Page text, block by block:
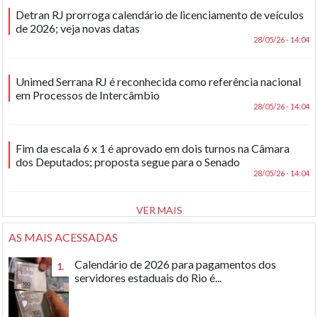
Detran RJ prorroga calendário de licenciamento de veículos
de 2026; veja novas datas
28/05/26 - 14:04
Unimed Serrana RJ é reconhecida como referência nacional
em Processos de Intercâmbio
28/05/26 - 14:04
Fim da escala 6 x 1 é aprovado em dois turnos na Câmara
dos Deputados; proposta segue para o Senado
28/05/26 - 14:04
VER MAIS
AS MAIS ACESSADAS
1.
Calendário de 2026 para pagamentos dos
servidores estaduais do Rio é...